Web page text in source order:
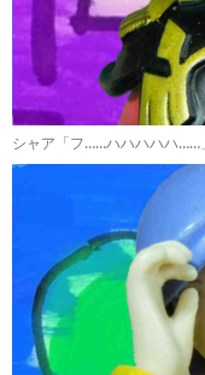
シャア「フ……ハハハハハ……」